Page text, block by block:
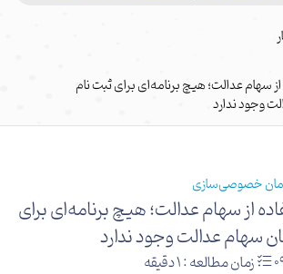
سهام عدالت؛ هیچ برنامه‌ای برای ثبت نام
وجود ندارد
خصوصی‌سازی
از سهام عدالت؛ هیچ برنامه‌ای برای
سهام عدالت وجود ندارد
زمان مطالعه : 1 دقیقه